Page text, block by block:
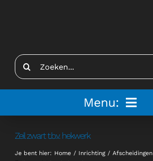
Zoeken
naar:
Menu:
Tenten
Zeil zwart t.b.v. hekwerk
Je bent hier: Home Inrichting Afscheidingen